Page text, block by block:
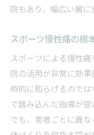
院もあり、幅広い層に
スポーツ慢性痛の根
スポーツによる慢性
院の活用が非常に効
時的に和らげるので
で踏み込んだ指導が
でも、患者ごとに異